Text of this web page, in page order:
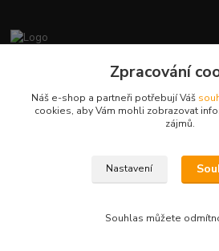
+420412384749
Zpracování
Náš e-shop a partneři potřebují Váš
cookies, aby Vám mohli zobrazovat
zájmů.
Nastavení
Souhlas můžete